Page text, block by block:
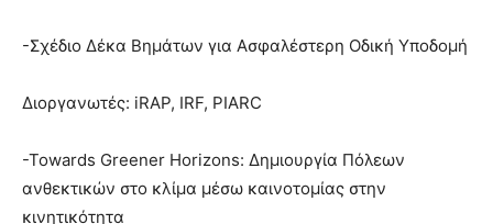
-Σχέδιο Δέκα Βημάτων για Ασφαλέστερη Οδική Υποδομή
Διοργανωτές: iRAP, IRF, PIARC
-Towards Greener Horizons: Δημιουργία Πόλεων
ανθεκτικών στο κλίμα μέσω καινοτομίας στην
κινητικότητα